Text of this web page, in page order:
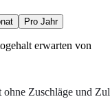
Pro Jahr
erwarten von
ohne Zuschläge und